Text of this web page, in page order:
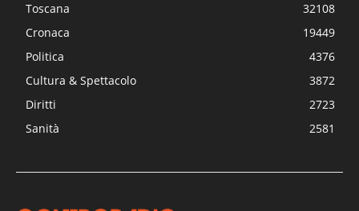
Toscana
32108
Cronaca
19449
Politica
4376
Cultura & Spettacolo
3872
Diritti
2723
Sanità
2581